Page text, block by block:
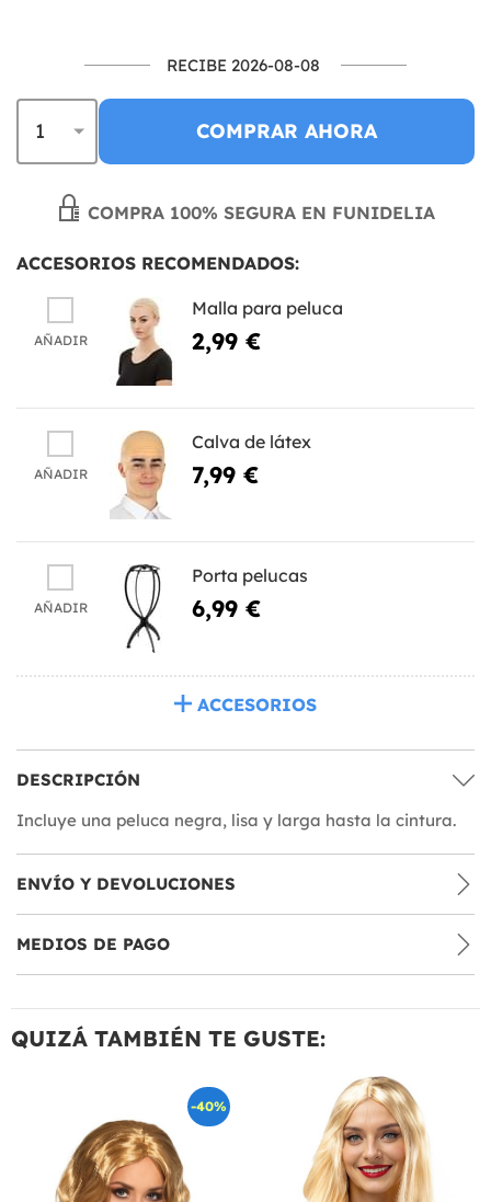
RECIBE 2026-08-08
COMPRAR AHORA
COMPRA 100% SEGURA EN FUNIDELIA
ACCESORIOS RECOMENDADOS:
AÑADIR
Malla para peluca
2,99 €
AÑADIR
Calva de látex
7,99 €
AÑADIR
Porta pelucas
6,99 €
ACCESORIOS
DESCRIPCIÓN
Incluye una peluca negra, lisa y larga hasta la cintura.
ENVÍO Y DEVOLUCIONES
MEDIOS DE PAGO
QUIZÁ TAMBIÉN TE GUSTE:
-40%